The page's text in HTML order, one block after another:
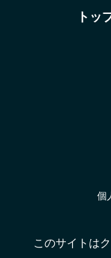
トッ
個
このサイトは